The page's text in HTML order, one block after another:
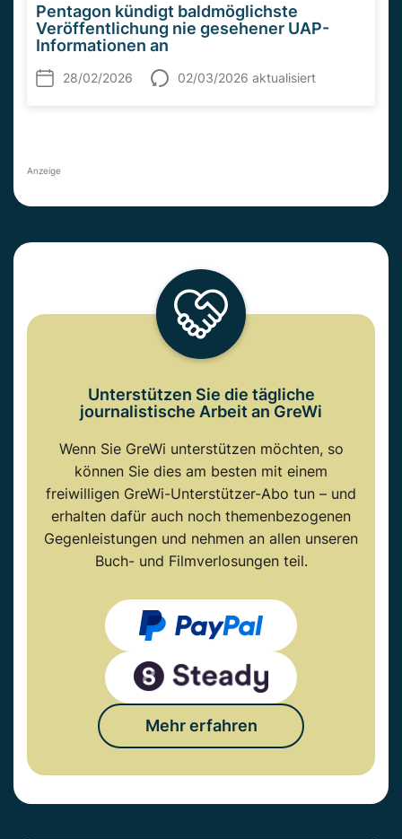
Pentagon kündigt baldmöglichste
Veröffentlichung nie gesehener UAP-
Informationen an
28/02/2026 02/03/2026 aktualisiert
Anzeige
Unterstützen Sie die tägliche
journalistische Arbeit an GreWi
Wenn Sie GreWi unterstützen möchten, so
können Sie dies am besten mit einem
freiwilligen GreWi-Unterstützer-Abo tun – und
erhalten dafür auch noch themenbezogenen
Gegenleistungen und nehmen an allen unseren
Buch- und Filmverlosungen teil.
Mehr erfahren